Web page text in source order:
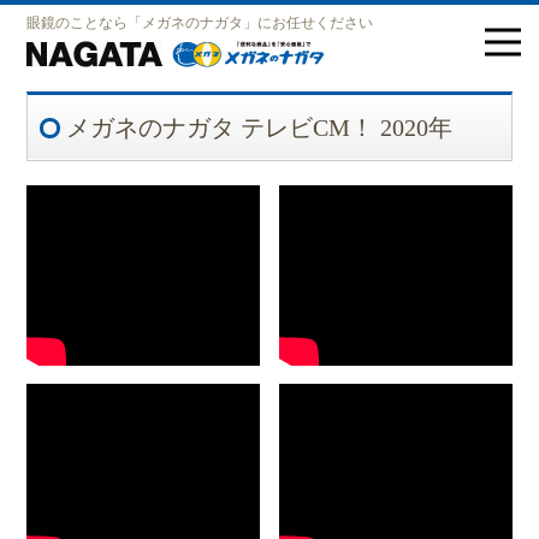
眼鏡のことなら「メガネのナガタ」にお任せください
メガネのナガタ テレビCM！ 2020年